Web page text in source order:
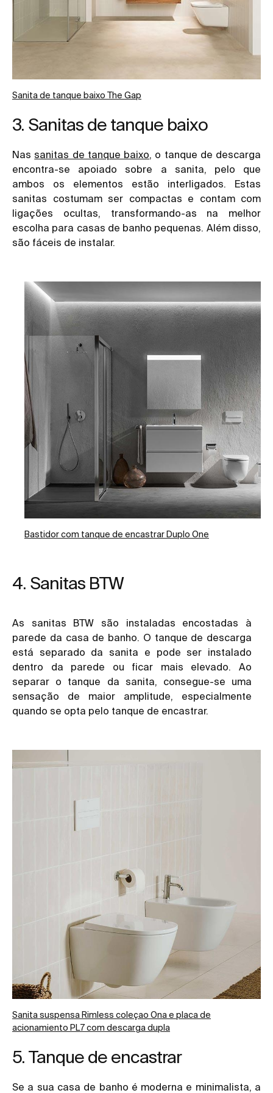
3. Sanitas de tanque baixo
Nas sanitas de tanque baixo
o tanque de descarga
encontra-se apoiado sobre a sanita, pelo que
ambos os elementos estão interligados. Estas
sanitas costumam ser compactas e contam com
ligações ocultas, transformando-as na melhor
escolha para casas de banho pequenas. Além disso,
são fáceis de instalar.
Sanita de tanque baixo The Gap
Bastidor com tanque de encastrar Duplo One
4. Sanitas BTW
As sanitas BTW são instaladas encostadas à
parede da casa de banho. O tanque de descarga
está separado da sanita e pode ser instalado
dentro da parede ou ficar mais elevado. Ao
separar o tanque da sanita, consegue-se uma
sensação de maior amplitude, especialmente
quando se opta pelo tanque de encastrar.
5. Tanque de encastrar
Se a sua casa de banho é moderna e minimalista, a
Sanita suspensa Rimless coleçao Ona e placa de
acionamiento PL7 com descarga dupla